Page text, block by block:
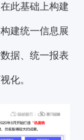
此基础上构建
建统一信息展
据、统一报表
化。